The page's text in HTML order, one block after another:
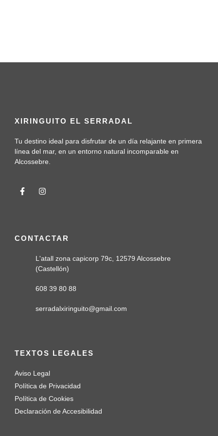
XIRINGUITO EL SERRADAL
Tu destino ideal para disfrutar de un día relajante en primera
línea del mar, en un entorno natural incomparable en
Alcossebre.
CONTACTAR
L'atall zona capicorp 79c, 12579 Alcossebre
(Castellón)
608 39 80 88
serradalxiringuito@gmail.com
TEXTOS LEGALES
Aviso Legal
Política de Privacidad
Política de Cookies
Declaración de Accesibilidad